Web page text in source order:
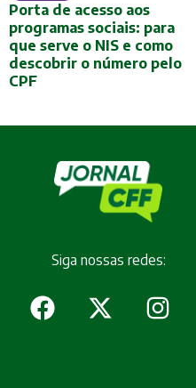
Porta de acesso aos
programas sociais: para
que serve o NIS e como
descobrir o número pelo
CPF
Siga nossas redes: